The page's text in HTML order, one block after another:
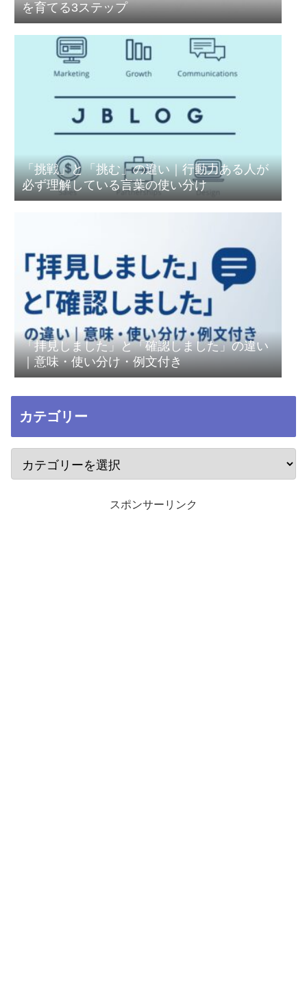
を育てる3ステップ
「挑戦」と「挑む」の違い｜行動力ある人が
必ず理解している言葉の使い分け
「拝見しました」と「確認しました」の違い
｜意味・使い分け・例文付き
カテゴリー
スポンサーリンク